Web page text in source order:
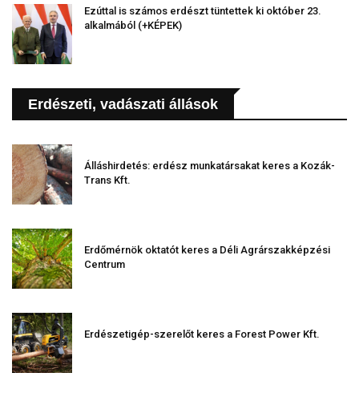
Ezúttal is számos erdészt tüntettek ki október 23.
alkalmából (+KÉPEK)
Erdészeti, vadászati állások
Álláshirdetés: erdész munkatársakat keres a Kozák-
Trans Kft.
Erdőmérnök oktatót keres a Déli Agrárszakképzési
Centrum
Erdészetigép-szerelőt keres a Forest Power Kft.